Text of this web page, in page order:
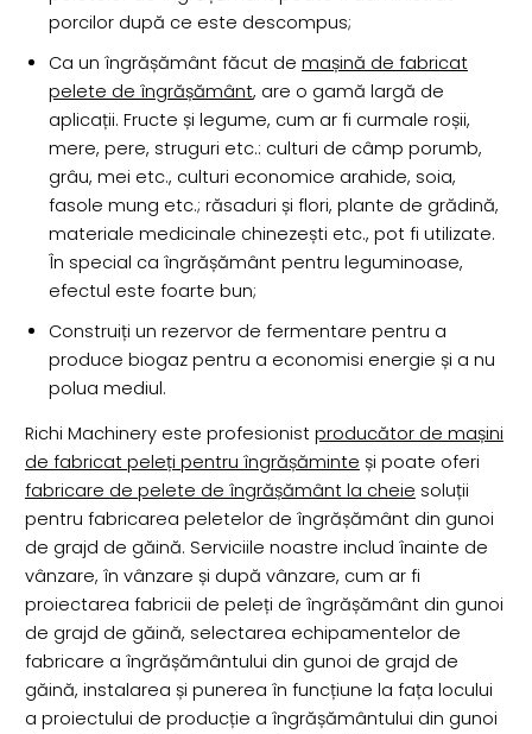
porcilor după ce este descompus;
Ca un îngrășământ făcut de mașină de fabricat
pelete de îngrășământ, are o gamă largă de
aplicații. Fructe și legume, cum ar fi curmale roșii,
mere, pere, struguri etc.: culturi de câmp porumb,
grâu, mei etc., culturi economice arahide, soia,
fasole mung etc.; răsaduri și flori, plante de grădină,
materiale medicinale chinezești etc., pot fi utilizate.
În special ca îngrășământ pentru leguminoase,
efectul este foarte bun;
Construiți un rezervor de fermentare pentru a
produce biogaz pentru a economisi energie și a nu
polua mediul.
Richi Machinery este profesionist producător de mașini
de fabricat peleți pentru îngrășăminte și poate oferi
fabricare de pelete de îngrășământ la cheie soluții
pentru fabricarea peletelor de îngrășământ din gunoi
de grajd de găină. Serviciile noastre includ înainte de
vânzare, în vânzare și după vânzare, cum ar fi
proiectarea fabricii de peleți de îngrășământ din gunoi
de grajd de găină, selectarea echipamentelor de
fabricare a îngrășământului din gunoi de grajd de
găină, instalarea și punerea în funcțiune la fața locului
a proiectului de producție a îngrășământului din gunoi